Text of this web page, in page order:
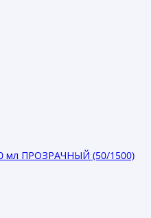
ПРОЗРАЧНЫЙ (50/1500)